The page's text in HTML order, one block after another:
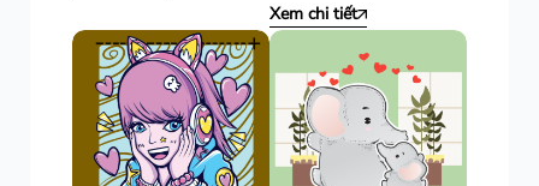
Xem chi tiết